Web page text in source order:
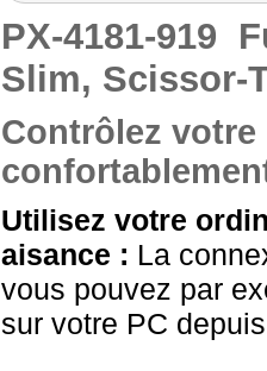
PX-4181-919
Slim, Scissor-
Contrôlez
Utilisez votre
aisance : La
vous pouvez par
sur votre PC